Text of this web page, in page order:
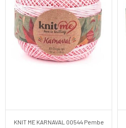
KNIT ME KARNAVAL 00544 Pembe